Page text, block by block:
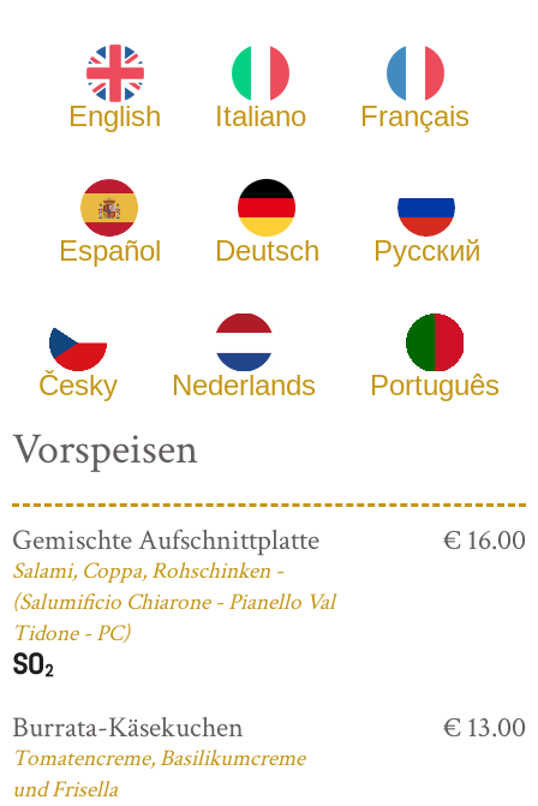
English Italiano Français
Español Deutsch Русский
Česky Nederlands Português
Vorspeisen
Gemischte Aufschnittplatte
Salami, Coppa, Rohschinken -
(Salumificio Chiarone - Pianello Val
Tidone - PC)
€ 16.00
Burrata-Käsekuchen
Tomatencreme, Basilikumcreme
und Frisella
€ 13.00